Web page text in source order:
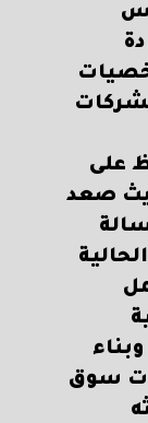
على
صعد
سوق